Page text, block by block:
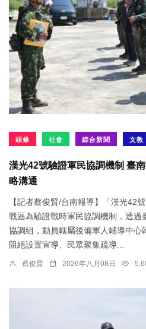
頭條 社會 綜合新聞 文教
漢光42號驗證軍民協調機制 臺
略溝通
【記者蔡俊賢/台南報導】「漢光42
戰區為驗證戰時軍民協調機制，透過
協調組，動員轄屬後備軍人輔導中心
阻絕設置宣導、民眾聚集疏導...
蔡俊賢 2026年八月08日